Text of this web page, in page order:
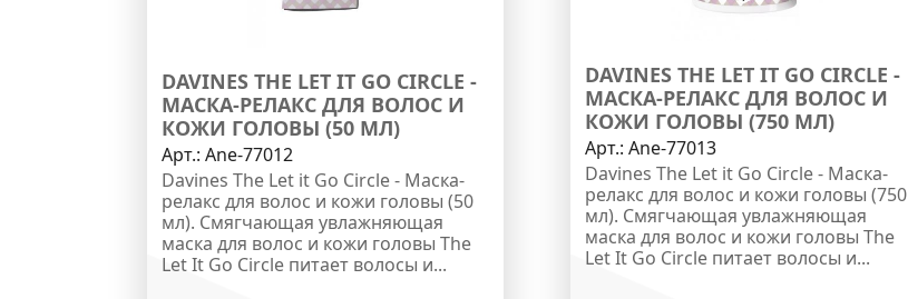
DAVINES THE LET IT GO CIRCLE -
МАСКА-РЕЛАКС ДЛЯ ВОЛОС И
КОЖИ ГОЛОВЫ (50 МЛ)
Арт.:Ane-77012
Davines The Let it Go Circle - Маска-
релакс для волос и кожи головы (50
мл). Смягчающая увлажняющая
маска для волос и кожи головы The
Let It Go Circle питает волосы и...
DAVINES THE LET IT GO CIRCLE -
МАСКА-РЕЛАКС ДЛЯ ВОЛОС И
КОЖИ ГОЛОВЫ (750 МЛ)
Арт.:Ane-77013
Davines The Let it Go Circle - Маска-
релакс для волос и кожи головы (750
мл). Смягчающая увлажняющая
маска для волос и кожи головы The
Let It Go Circle питает волосы и...